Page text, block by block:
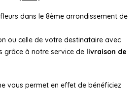
dans le 8ème arrondissement de
ou celle de votre destinataire avec
grâce à notre service de livraison de
vous permet en effet de bénéficiez